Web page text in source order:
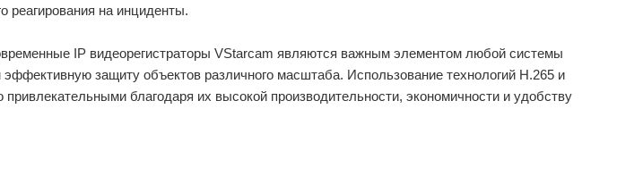
реагирования на инциденты.
IP видеорегистраторы VStarcam являются важным элементом любой системы
защиту объектов различного масштаба. Использование технологий H.265 и
привлекательными благодаря их высокой производительности, экономичности и удобству